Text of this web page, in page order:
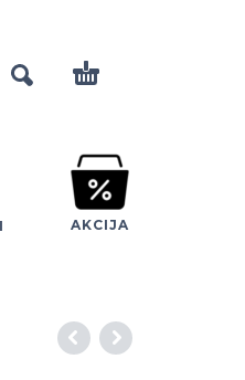
AKCIJA